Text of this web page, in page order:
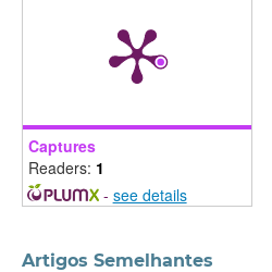
Captures
Readers: 1
- see details
Artigos Semelhantes